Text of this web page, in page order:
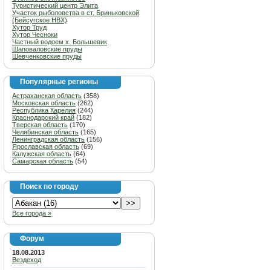
Туристический центр Элита
Участок рыболовства в ст. Бриньковской
(Бейсугское НВХ)
Хутор Труд
Хутор Чесноки
Частный водоем х. Большевик
Шаповаловские пруды
Шевченковские пруды
Популярные регионы
Астраханская область (358)
Московская область (262)
Республика Карелия (244)
Краснодарский край (182)
Тверская область (170)
Челябинская область (165)
Ленинградская область (156)
Ярославская область (69)
Калужская область (64)
Самарская область (54)
Поиск по городу
Все города »
Форум
18.08.2013
Вездеход